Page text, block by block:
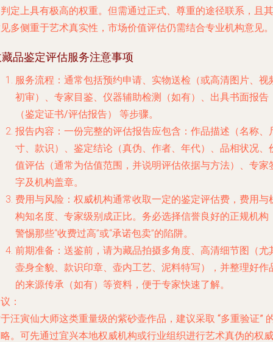
定上具有极高的权重。但需通过正式、尊重的途径联系，且其
多侧重于艺术真实性，市场价值评估仍需结合专业机构意见。
品鉴定评估服务注意事项
服务流程 ：通常包括预约申请、实物送检（或高清图片、视
初审）、专家目鉴、仪器辅助检测（如有）、出具书面报告
（鉴定证书/评估报告）
等步骤。
报告内容 ：一份完整的评估报告应包含：作品描述（名称、
寸、款识）、鉴定结论（真伪、作者、年代）、品相状况、
值评估（通常为估值范围，并说明评估依据与方法）、专家
字及机构盖章。
费用与风险 ：权威机构通常收取一定的鉴定评估费，费用与
构知名度、专家级别成正比。务必选择信誉良好的正规机构
警惕那些“收费过高”或“承诺包卖”的陷阱。
前期准备 ：送鉴前，请为藏品拍摄多角度、高清细节图 （尤
壶身全貌、款识印章、壶内工艺、泥料特写），并整理好作
的来源传承（如有）等资料，便于专家快速了解。
：
汪寅仙大师这类重量级的紫砂壶作品，建议采取 “多重验证”
。可先通过宜兴本地权威机构或行业组织进行艺术真伪的权威